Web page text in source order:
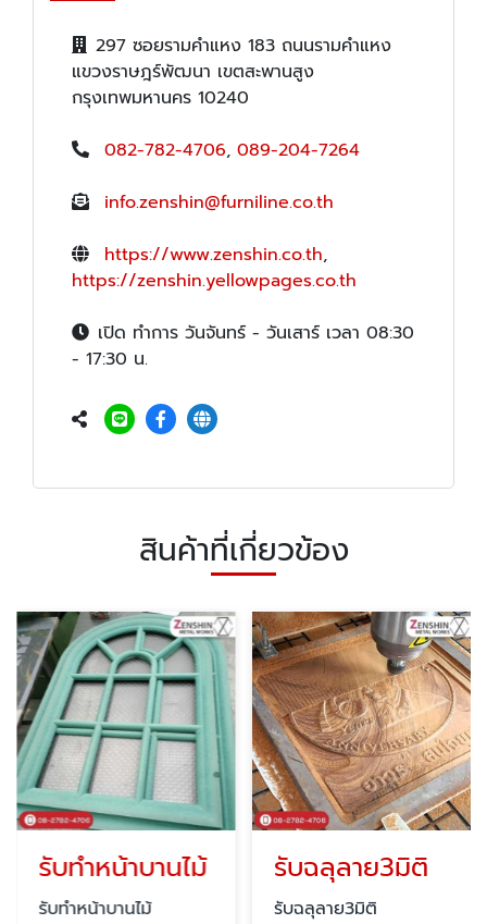
297 ซอยรามคำแหง 183 ถนนรามคำแหง
แขวงราษฎร์พัฒนา เขตสะพานสูง
กรุงเทพมหานคร 10240
082-782-4706, 089-204-7264
info.zenshin@furniline.co.th
https://www.zenshin.co.th,
https://zenshin.yellowpages.co.th
เปิด ทำการ วันจันทร์ - วันเสาร์ เวลา 08:30
- 17:30 น.
สินค้าที่เกี่ยวข้อง
รับทำหน้าบานไม้
รับทำหน้าบานไม้
รับฉลุลาย3มิติ
รับฉลุลาย3มิติ